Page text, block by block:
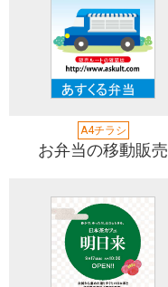
A4チラシ
お弁当の移動販売